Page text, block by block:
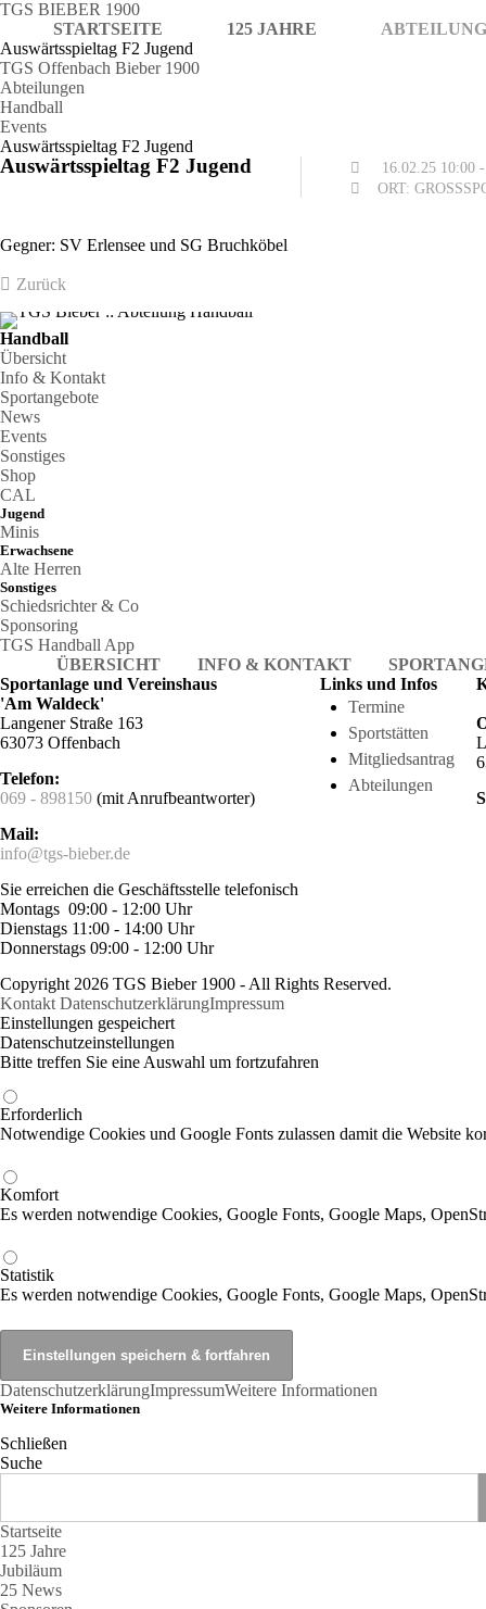
TGS BIEBER 1900
STARTSEITE
125 JAHRE
Auswärtsspieltag F2 Jugend
TGS Offenbach Bieber 1900
Abteilungen
Handball
Events
Auswärtsspieltag F2 Jugend
Auswärtsspieltag F2 Jugend 16.02.25 10:00
ORT:
Gegner: SV Erlensee und SG Bruchköbel
Zurück
Handball
Übersicht
Info & Kontakt
Sportangebote
News
Events
Sonstiges
Shop
CAL
Jugend
Minis
Erwachsene
Alte Herren
Sonstiges
Schiedsrichter & Co
Sponsoring
TGS Handball App
ÜBERSICHT
INFO & KONTAKT
Sportanlage und Vereinshaus
'Am Waldeck'
Langener Straße 163
63073 Offenbach
Telefon:
069 - 898150 (mit Anrufbeantworter)
Mail:
info@tgs-bieber.de
Sie erreichen die Geschäftsstelle telefonisch
Montags 09:00 - 12:00 Uhr
Dienstags 11:00 - 14:00 Uhr
Donnerstags 09:00 - 12:00 Uhr
Links und Infos
Termine
Sportstätten
Mitgliedsantrag
Abteilungen
Copyright 2026 TGS Bieber 1900 - All Rights Reserved.
Kontakt DatenschutzerklärungImpressum
Einstellungen gespeichert
Datenschutzeinstellungen
Bitte treffen Sie eine Auswahl um fortzufahren
Erforderlich
Notwendige Cookies und Google Fonts zulassen damit die Website
Komfort
Es werden notwendige Cookies, Google Fonts, Google Maps,
Statistik
Es werden notwendige Cookies, Google Fonts, Google Maps,
DatenschutzerklärungImpressumWeitere Informationen
Weitere Informationen
Schließen
Suche
Startseite
125 Jahre
Jubiläum
25 News